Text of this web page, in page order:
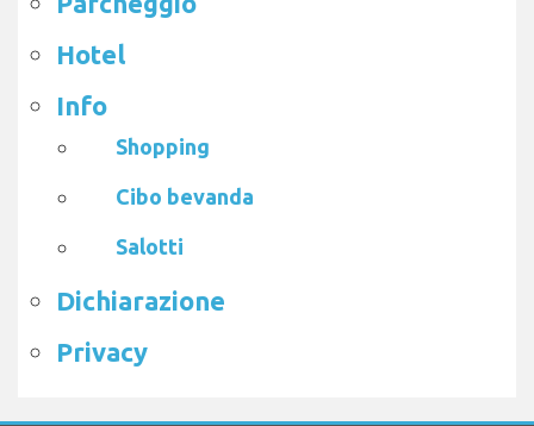
Hotel
Info
Shopping
Cibo bevanda
Salotti
Dichiarazione
Privacy